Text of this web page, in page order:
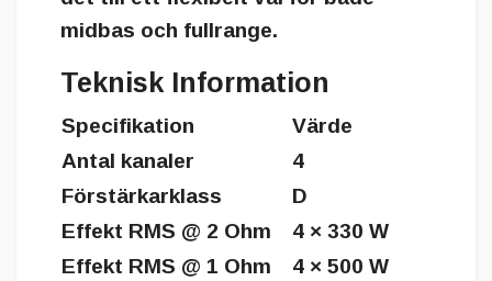
midbas och fullrange.
Teknisk Information
Specifikation
Värde
Antal kanaler
4
Förstärkarklass
D
Effekt RMS @ 2 Ohm
4 × 330 W
Effekt RMS @ 1 Ohm
4 × 500 W